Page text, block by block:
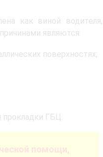
как виной
являются:
поверхностях;
прокладки ГБЦ.
помощи,